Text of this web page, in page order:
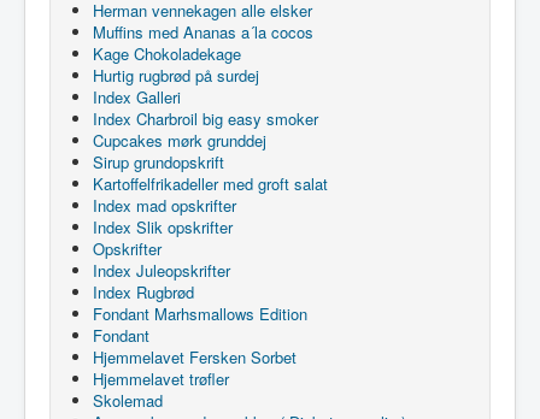
Herman vennekagen alle elsker
Muffins med Ananas a´la cocos
Kage Chokoladekage
Hurtig rugbrød på surdej
Index Galleri
Index Charbroil big easy smoker
Cupcakes mørk grunddej
Sirup grundopskrift
Kartoffelfrikadeller med groft salat
Index mad opskrifter
Index Slik opskrifter
Opskrifter
Index Juleopskrifter
Index Rugbrød
Fondant Marhsmallows Edition
Fondant
Hjemmelavet Fersken Sorbet
Hjemmelavet trøfler
Skolemad